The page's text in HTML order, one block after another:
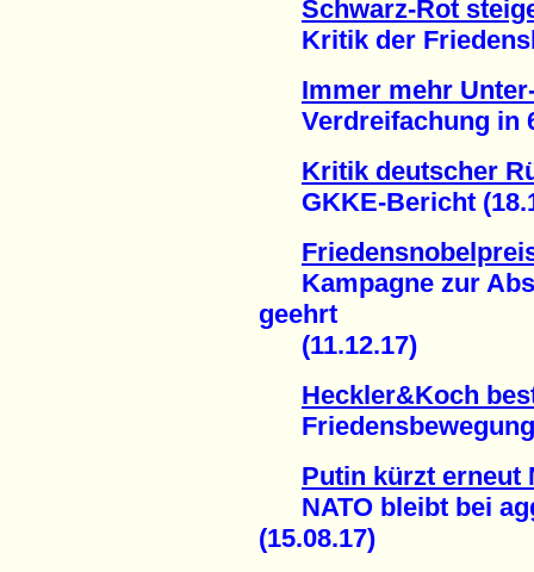
Schwarz-Rot
Kritik der
Immer mehr
Verdreifachung in 6
Kritik deutscher
GKKE-Bericht
Kampagne zur
geehrt
(11.12.17)
Heckler&Koch
Friedensbewegung
Putin kürzt erneut
NATO bleibt bei
(15.08.17)